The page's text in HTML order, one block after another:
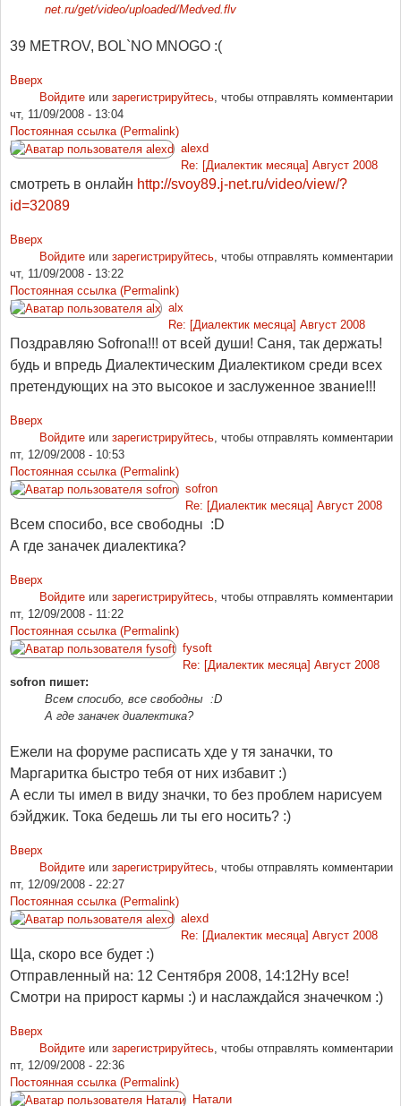
net.ru/get/video/uploaded/Medved.flv
39 METROV, BOL`NO MNOGO :(
Вверх
Войдитеили зарегистрируйтесь, чтобы отправлять комментарии
чт, 11/09/2008 - 13:04
Постоянная ссылка (Permalink)
alexd
Re: [Диалектик месяца] Август 2008
смотреть в онлайн http://svoy89.j-net.ru/video/view/?
id=32089
Вверх
Войдитеили зарегистрируйтесь, чтобы отправлять комментарии
чт, 11/09/2008 - 13:22
Постоянная ссылка (Permalink)
alx
Re: [Диалектик месяца] Август 2008
Поздравляю Sofrona!!! от всей души! Саня, так держать!
будь и впредь Диалектическим Диалектиком среди всех
претендующих на это высокое и заслуженное звание!!!
Вверх
Войдитеили зарегистрируйтесь, чтобы отправлять комментарии
пт, 12/09/2008 - 10:53
Постоянная ссылка (Permalink)
sofron
Re: [Диалектик месяца] Август 2008
Всем спосибо, все свободны :D
А где заначек диалектика?
Вверх
Войдитеили зарегистрируйтесь, чтобы отправлять комментарии
пт, 12/09/2008 - 11:22
Постоянная ссылка (Permalink)
fysoft
Re: [Диалектик месяца] Август 2008
sofron пишет:
Всем спосибо, все свободны :D
А где заначек диалектика?
Ежели на форуме расписать хде у тя заначки, то
Маргаритка быстро тебя от них избавит :)
А если ты имел в виду значки, то без проблем нарисуем
бэйджик. Тока бедешь ли ты его носить? :)
Вверх
Войдитеили зарегистрируйтесь, чтобы отправлять комментарии
пт, 12/09/2008 - 22:27
Постоянная ссылка (Permalink)
alexd
Re: [Диалектик месяца] Август 2008
Ща, скоро все будет :)
Отправленный на: 12 Сентября 2008, 14:12Ну все!
Смотри на прирост кармы :) и наслаждайся значечком :)
Вверх
Войдитеили зарегистрируйтесь, чтобы отправлять комментарии
пт, 12/09/2008 - 22:36
Постоянная ссылка (Permalink)
Натали